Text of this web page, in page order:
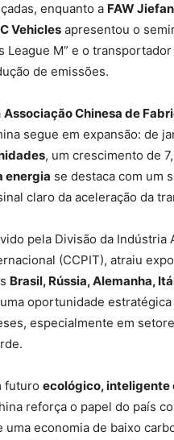
enquanto a FAW
Vehicles apresentou o
League M” e o
de emissões.
Associação Chinesa de
segue em expansão: de
, um crescimento de
energia se destaca com um
claro da aceleração da
pela Divisão da
(CCPIT), atraiu
Brasil, Rússia, Alemanha,
oportunidade
especialmente em
futuro ecológico, inteligente
reforça o papel do país
uma economia de baixo